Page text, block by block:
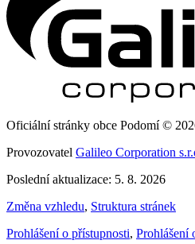
Oficiální stránky obce Podomí ©
Provozovatel Galileo Corporation
Poslední aktualizace: 5. 8. 2026
Změna vzhledu, Struktura stránek
Prohlášení o přístupnosti, Prohlášení